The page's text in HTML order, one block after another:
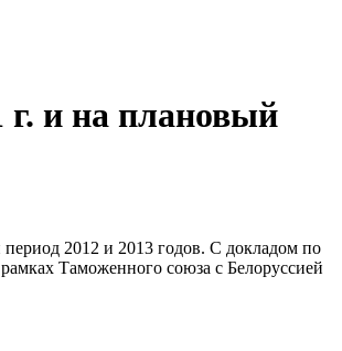
и на плановый
2012 и 2013 годов. С докладом по
Таможенного союза с Белоруссией